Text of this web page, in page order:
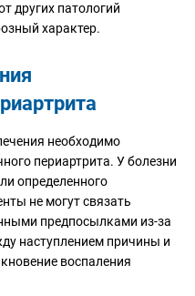
других патологий
характер.
необходимо
периартрита. У болезни
определенного
не могут связать
предпосылками из-за
наступлением причины и
воспаления